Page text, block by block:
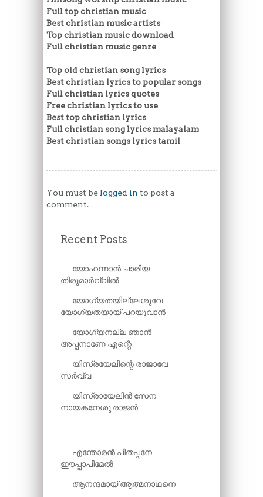
Full top christian music
Best christian music artists
Top christian music download
Full christian music genre
Top old christian song lyrics
Best christian lyrics to popular songs
Full christian lyrics quotes
Free christian lyrics to use
Best top christian lyrics
Full christian song lyrics malayalam
Best christian songs lyrics tamil
You must be logged in to post a
comment.
Recent Posts
യോഹന്നാൻ ചാരിയ
തിരുമാർവ്വിൽ
യോഗ്യതയില്ലേശുവേ
യോഗ്യതയായ് പറയുവാൻ
യോഗ്യനല്ല ഞാൻ
അപ്പനാണേ എന്റെ
യിസ്രയേലിന്റെ രാജാവേ
സർവ്വ
യിസ്രായേലിൻ സേന
നായകനേശു രാജൻ
എന്തോരൻ പിതപ്പനേ
ഈപ്പാപിമേൽ
ആനന്ദമായ് ആത്മനാഥനെ